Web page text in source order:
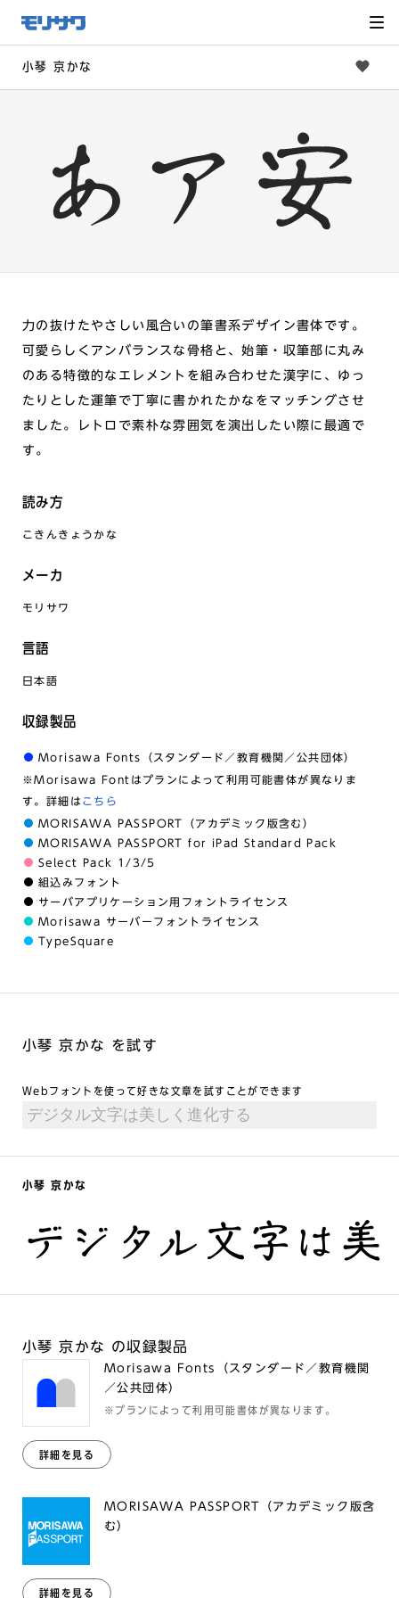
メ
ニュー
飛ばし
へ移動
小琴 京かな
力の抜けたやさしい風合いの筆書系デザイン書体です。
可愛らしくアンバランスな骨格と、始筆・収筆部に丸み
のある特徴的なエレメントを組み合わせた漢字に、ゆっ
たりとした運筆で丁寧に書かれたかなをマッチングさせ
ました。レトロで素朴な雰囲気を演出したい際に最適で
す。
読み方
こきんきょうかな
メーカ
モリサワ
言語
日本語
収録製品
Morisawa Fonts（スタンダード／教育機関／公共団体）
※Morisawa Fontはプランによって利用可能書体が異なりま
す。詳細は こちら
MORISAWA PASSPORT（アカデミック版含む）
MORISAWA PASSPORT for iPad Standard Pack
Select Pack 1/3/5
組込みフォント
サーバアプリケーション用フォントライセンス
Morisawa サーバーフォントライセンス
TypeSquare
小琴 京かな を試す
Webフォントを使って好きな文章を試すことができます
小琴 京かな
デジタル文字は
小琴 京かな の収録製品
Morisawa Fonts（スタンダード／教育機関
／公共団体）
※プランによって利用可能書体が異なります。
詳細を見る
MORISAWA PASSPORT（アカデミック版含
む）
詳細を見る